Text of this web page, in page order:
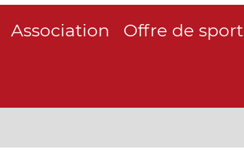
Association Offre de sport